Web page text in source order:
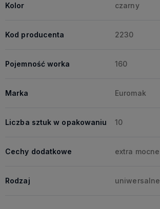
Kolor czarny
Kod producenta 2230
Pojemność worka 160
Marka Euromak
Liczba sztuk w opakowaniu 10
Cechy dodatkowe extra mocne
Rodzaj uniwersalne